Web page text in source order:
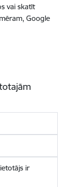
vai skatīt
Google
ir